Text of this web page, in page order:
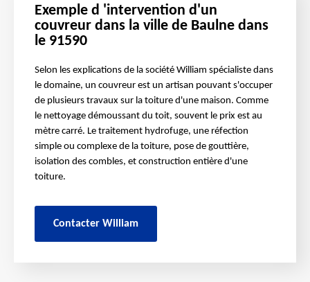
Exemple d 'intervention d'un
couvreur dans la ville de Baulne dans
le 91590
Selon les explications de la société William spécialiste dans
le domaine, un couvreur est un artisan pouvant s'occuper
de plusieurs travaux sur la toiture d'une maison. Comme
le nettoyage démoussant du toit, souvent le prix est au
mètre carré. Le traitement hydrofuge, une réfection
simple ou complexe de la toiture, pose de gouttière,
isolation des combles, et construction entière d'une
toiture.
Contacter William